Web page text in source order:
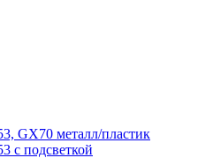
GX70 металл/пластик
с подсветкой